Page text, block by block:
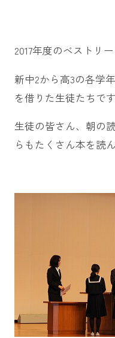
2017年度のベストリ
新中2から高3の各学
を借りた生徒たちです
生徒の皆さん、朝の
らもたくさん本を読